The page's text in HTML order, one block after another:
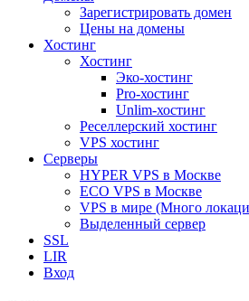
Зарегистрировать домен
Цены на домены
Хостинг
Хостинг
Эко-хостинг
Pro-хостинг
Unlim-хостинг
Реселлерский хостинг
VPS хостинг
Серверы
HYPER VPS в Москве
ECO VPS в Москве
VPS в мире (Много
Выделенный сервер
SSL
LIR
Вход